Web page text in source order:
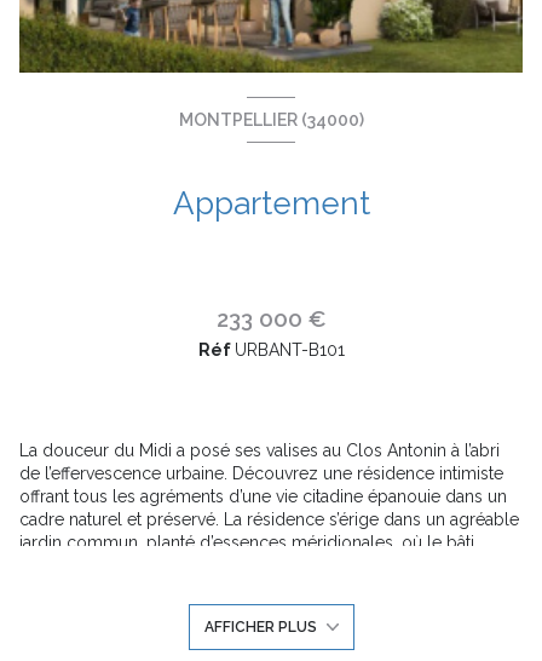
MONTPELLIER (34000)
Appartement
233 000 €
Réf URBANT-B101
La douceur du Midi a posé ses valises au Clos Antonin à l’abri
de l’effervescence urbaine. Découvrez une résidence intimiste
offrant tous les agréments d’une vie citadine épanouie dans un
cadre naturel et préservé. La résidence s’érige dans un agréable
jardin commun, planté d’essences méridionales, où le bâti
harmonie et en cohérence avec l’existant, tout en limitant
l’impact de la construction sur le paysage naturel, a fait naître
AFFICHER PLUS